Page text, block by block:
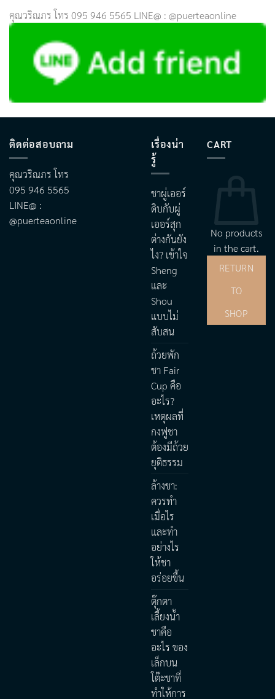
คุณวริณภร โทร 095 946 5565 LINE@ : @puerteaonline
ติดต่อสอบถาม
คุณวริณภร โทร
095 946 5565
LINE@ :
@puerteaonline
เรื่องน่า
รู้
ชาผู่เออร์
ดิบกับผู่
เออร์สุก
ต่างกันยัง
ไง? เข้าใจ
Sheng
และ
Shou
แบบไม่
สับสน
ถ้วยพัก
ชา Fair
Cup คือ
อะไร?
เหตุผลที่
กงฟูชา
ต้องมีถ้วย
ยุติธรรม
ล้างชา:
ควรทำ
เมื่อไร
และทำ
อย่างไร
ให้ชา
อร่อยขึ้น
ตุ๊กตา
เลี้ยงน้ำ
ชาคือ
อะไร ของ
เล็กบน
โต๊ะชาที่
ทำให้การ
CART
No products
in the cart.
RETURN
TO
SHOP